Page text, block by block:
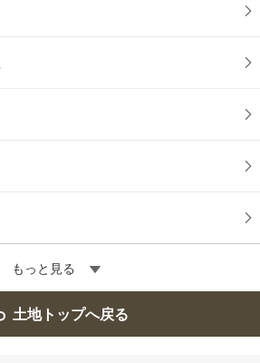
もっと見る
土地トップへ戻る